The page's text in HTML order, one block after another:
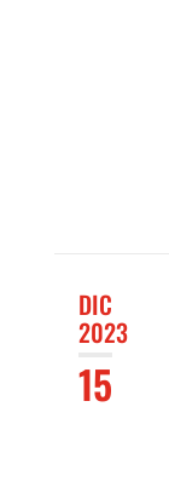
DIC
2023
15